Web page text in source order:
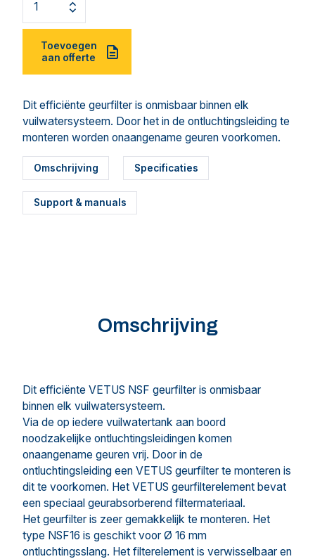
Toevoegen
aan offerte
Dit efficiënte geurfilter is onmisbaar binnen elk
vuilwatersysteem. Door het in de ontluchtingsleiding te
monteren worden onaangename geuren voorkomen.
Omschrijving Specificaties
Support & manuals
Omschrijving
Dit efficiënte VETUS NSF geurfilter is onmisbaar
binnen elk vuilwatersysteem.
Via de op iedere vuilwatertank aan boord
noodzakelijke ontluchtingsleidingen komen
onaangename geuren vrij. Door in de
ontluchtingsleiding een VETUS geurfilter te monteren is
dit te voorkomen. Het VETUS geurfilterelement bevat
een speciaal geurabsorberend filtermateriaal.
Het geurfilter is zeer gemakkelijk te monteren. Het
type NSF16 is geschikt voor Ø 16 mm
ontluchtingsslang. Het filterelement is verwisselbaar en